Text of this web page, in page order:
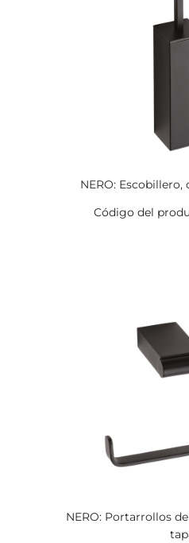
NERO: Escobillero,
Código del
NERO: Portarrollos